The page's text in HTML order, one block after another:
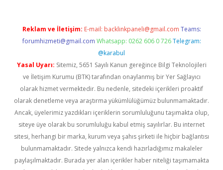
Reklam ve İletişim: E-mail: backlinkpaneli@gmail.com Teams:
forumhizmeti@gmail.com Whatsapp: 0262 606 0 726 Telegram:
@karabul
Yasal Uyarı: Sitemiz, 5651 Sayılı Kanun gereğince Bilgi Teknolojileri
ve İletişim Kurumu (BTK) tarafından onaylanmış bir Yer Sağlayıcı
olarak hizmet vermektedir. Bu nedenle, sitedeki içerikleri proaktif
olarak denetleme veya araştırma yükümlülüğümüz bulunmamaktadır.
Ancak, üyelerimiz yazdıkları içeriklerin sorumluluğunu taşımakta olup,
siteye üye olarak bu sorumluluğu kabul etmiş sayılırlar. Bu internet
sitesi, herhangi bir marka, kurum veya şahıs şirketi ile hiçbir bağlantısı
bulunmamaktadır. Sitede yalnızca kendi hazırladığımız makaleler
paylaşılmaktadır. Burada yer alan içerikler haber niteliği taşımamakta